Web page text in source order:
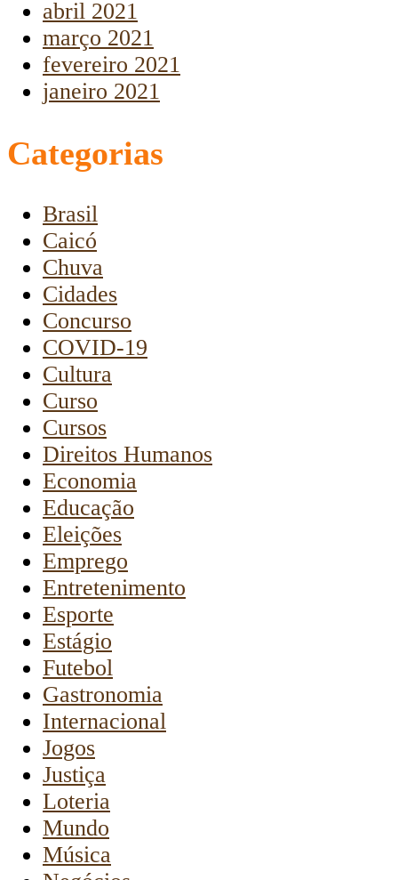
abril 2021
março 2021
fevereiro 2021
janeiro 2021
Categorias
Brasil
Caicó
Chuva
Cidades
Concurso
COVID-19
Cultura
Curso
Cursos
Direitos Humanos
Economia
Educação
Eleições
Emprego
Entretenimento
Esporte
Estágio
Futebol
Gastronomia
Internacional
Jogos
Justiça
Loteria
Mundo
Música